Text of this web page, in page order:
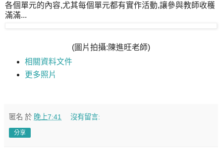
各個單元的內容,尤其每個單元都有實作活動,讓參與教師收穫
滿滿...
(圖片拍攝:陳進旺老師)
相關資料文件
更多照片
匿名 於 晚上7:41 沒有留言:
分享